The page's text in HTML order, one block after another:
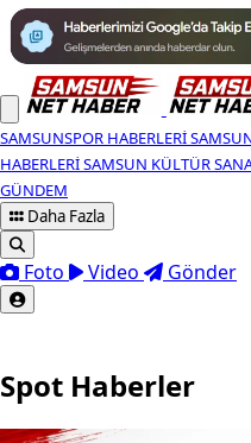
SAMSUNSPOR HABERLERI
HABERLERISAMSUN KÜLTÜR
GÜNDEM
Daha Fazla
Foto Video Gönder
Spot Haberler